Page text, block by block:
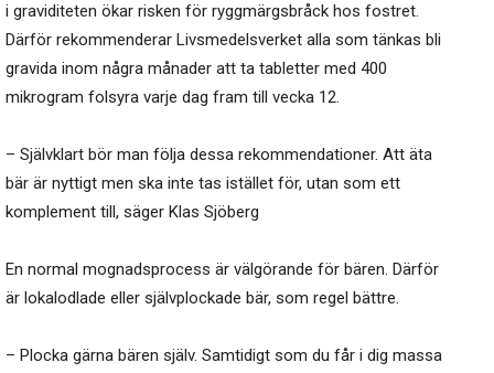
i graviditeten ökar risken för ryggmärgsbråck hos fostret.
Därför rekommenderar Livsmedelsverket alla som tänkas bli
gravida inom några månader att ta tabletter med 400
mikrogram folsyra varje dag fram till vecka 12.
– Självklart bör man följa dessa rekommendationer. Att äta
bär är nyttigt men ska inte tas istället för, utan som ett
komplement till, säger Klas Sjöberg
En normal mognadsprocess är välgörande för bären. Därför
är lokalodlade eller självplockade bär, som regel bättre.
– Plocka gärna bären själv. Samtidigt som du får i dig massa